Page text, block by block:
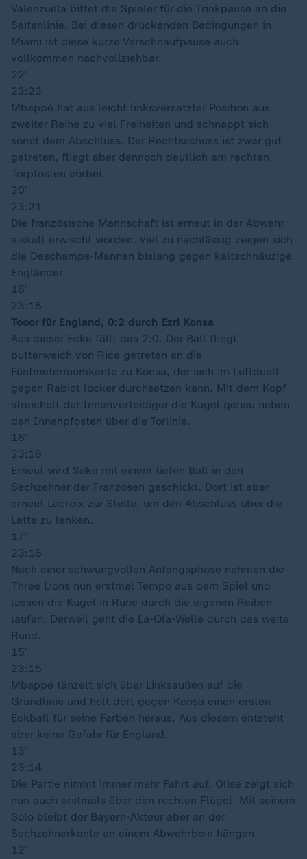
Valenzuela bittet die Spieler für die Trinkpause an die
Seitenlinie. Bei diesen drückenden Bedingungen in
Miami ist diese kurze Verschnaufpause auch
vollkommen nachvollziehbar.
22′
23:23
Mbappé hat aus leicht linksversetzter Position aus
zweiter Reihe zu viel Freiheiten und schnappt sich
somit dem Abschluss. Der Rechtsschuss ist zwar gut
getreten, fliegt aber dennoch deutlich am rechten
Torpfosten vorbei.
20′
23:21
Die französische Mannschaft ist erneut in der Abwehr
eiskalt erwischt worden. Viel zu nachlässig zeigen sich
die Deschamps-Mannen bislang gegen kaltschnäuzige
Engländer.
18′
23:18
Tooor für England, 0:2 durch Ezri Konsa
Aus dieser Ecke fällt das 2:0. Der Ball fliegt
butterweich von Rice getreten an die
Fünfmeterraumkante zu Konsa, der sich im Luftduell
gegen Rabiot locker durchsetzen kann. Mit dem Kopf
streichelt der Innenverteidiger die Kugel genau neben
den Innenpfosten über die Torlinie.
18′
23:18
Erneut wird Saka mit einem tiefen Ball in den
Sechzehner der Franzosen geschickt. Dort ist aber
erneut Lacroix zur Stelle, um den Abschluss über die
Latte zu lenken.
17′
23:16
Nach einer schwungvollen Anfangsphase nehmen die
Three Lions nun erstmal Tempo aus dem Spiel und
lassen die Kugel in Ruhe durch die eigenen Reihen
laufen. Derweil geht die La-Ola-Welle durch das weite
Rund.
15′
23:15
Mbappé tänzelt sich über Linksaußen auf die
Grundlinie und holt dort gegen Konsa einen ersten
Eckball für seine Farben heraus. Aus diesem entsteht
aber keine Gefahr für England.
13′
23:14
Die Partie nimmt immer mehr Fahrt auf. Olise zeigt sich
nun auch erstmals über den rechten Flügel. Mit seinem
Solo bleibt der Bayern-Akteur aber an der
Sechzehnerkante an einem Abwehrbein hängen.
12′